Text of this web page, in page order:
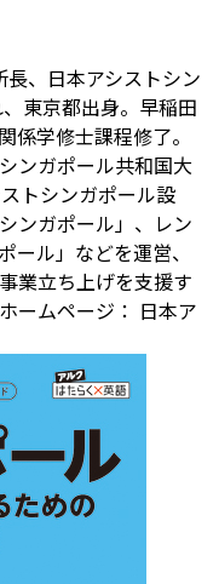
、日本アシストシン
東京都出身。早稲田
係学修士課程修了。
ンガポール共和国大
トシンガポール設
ンガポール」、レン
ール」などを運営、
業立ち上げを支援す
ームページ： 日本ア